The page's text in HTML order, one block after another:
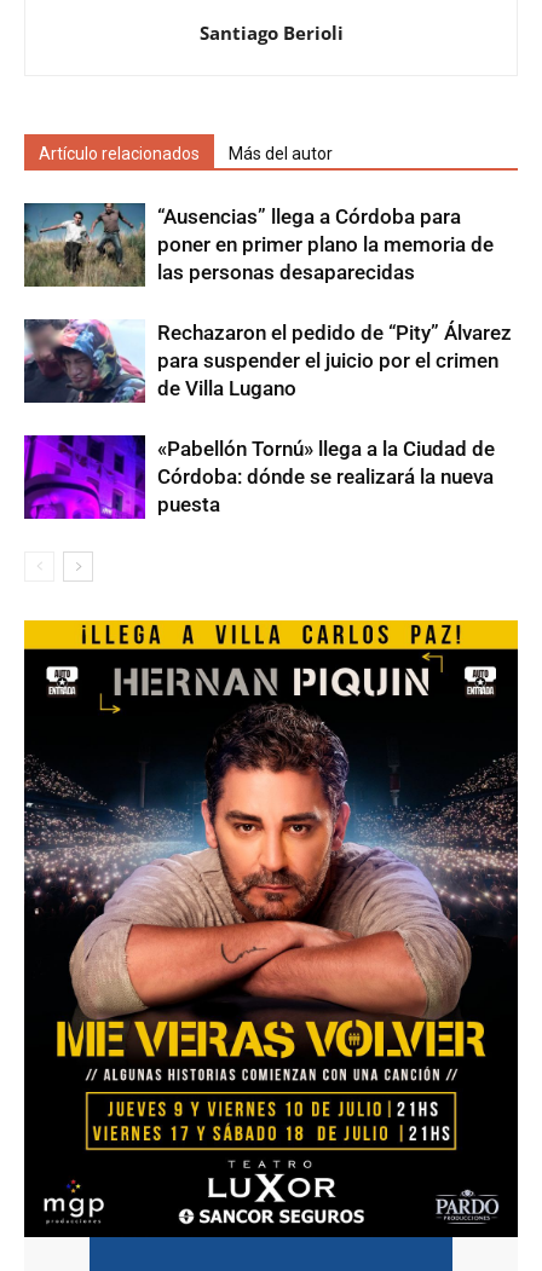
Santiago Berioli
Artículo relacionados Más del autor
“Ausencias” llega a Córdoba para
poner en primer plano la memoria de
las personas desaparecidas
Rechazaron el pedido de “Pity” Álvarez
para suspender el juicio por el crimen
de Villa Lugano
«Pabellón Tornú» llega a la Ciudad de
Córdoba: dónde se realizará la nueva
puesta